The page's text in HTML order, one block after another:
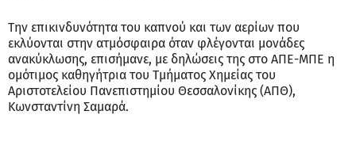
Την επικινδυνότητα του καπνού και των αερίων που
εκλύονται στην ατμόσφαιρα όταν φλέγονται μονάδες
ανακύκλωσης, επισήμανε, με δηλώσεις της στο ΑΠΕ-ΜΠΕ η
ομότιμος καθηγήτρια του Τμήματος Χημείας του
Αριστοτελείου Πανεπιστημίου Θεσσαλονίκης (ΑΠΘ),
Κωνσταντίνη Σαμαρά.